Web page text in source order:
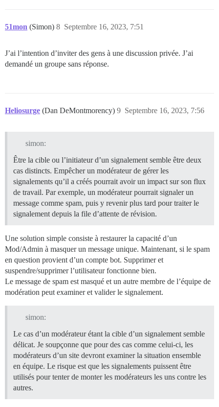
51mon (Simon) Septembre 16, 2023, 7:51
8
J’ai l’intention d’inviter des gens à une discussion privée. J’ai
demandé un groupe sans réponse.
Heliosurge (Dan DeMontmorency) Septembre 16, 2023, 7:56
9
simon:
Être la cible ou l’initiateur d’un signalement semble être deux
cas distincts. Empêcher un modérateur de gérer les
signalements qu’il a créés pourrait avoir un impact sur son flux
de travail. Par exemple, un modérateur pourrait signaler un
message comme spam, puis y revenir plus tard pour traiter le
signalement depuis la file d’attente de révision.
Une solution simple consiste à restaurer la capacité d’un
Mod/Admin à masquer un message unique. Maintenant, si le spam
en question provient d’un compte bot. Supprimer et
suspendre/supprimer l’utilisateur fonctionne bien.
Le message de spam est masqué et un autre membre de l’équipe de
modération peut examiner et valider le signalement.
simon:
Le cas d’un modérateur étant la cible d’un signalement semble
délicat. Je soupçonne que pour des cas comme celui-ci, les
modérateurs d’un site devront examiner la situation ensemble
en équipe. Le risque est que les signalements puissent être
utilisés pour tenter de monter les modérateurs les uns contre les
autres.